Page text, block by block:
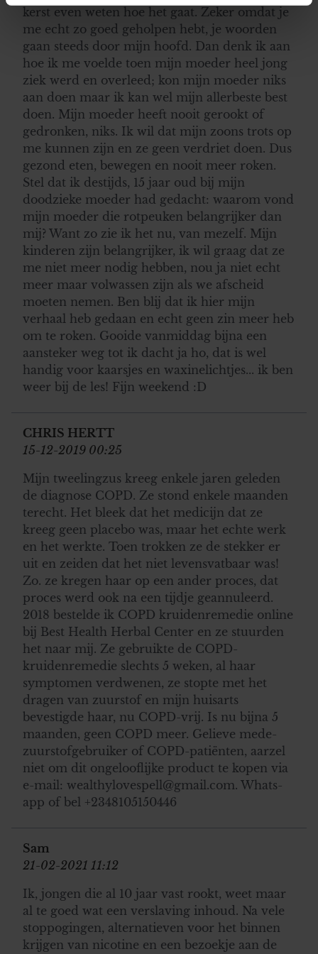
intrekken in de Cookieverklaring.
We gebruiken cookies om content en advertenties te
personaliseren, om functies voor social media te bieden
en om ons websiteverkeer te analyseren. Ook delen we
informatie over uw gebruik van onze site met onze
partners voor social media, adverteren en analyse. Deze
partners kunnen deze gegevens combineren met andere
informatie die u aan ze heeft verstrekt of die ze hebben
verzameld op basis van uw gebruik van hun services. U
gaat akkoord met onze cookies als u onze website blijft
gebruiken.
kerst even weten hoe het gaat. Zeker omdat je
me echt zo goed geholpen hebt, je woorden
gaan steeds door mijn hoofd. Dan denk ik aan
hoe ik me voelde toen mijn moeder heel jong
ziek werd en overleed; kon mijn moeder niks
aan doen maar ik kan wel mijn allerbeste best
doen. Mijn moeder heeft nooit gerookt of
gedronken, niks. Ik wil dat mijn zoons trots op
me kunnen zijn en ze geen verdriet doen. Dus
gezond eten, bewegen en nooit meer roken.
Stel dat ik destijds, 15 jaar oud bij mijn
doodzieke moeder had gedacht: waarom vond
mijn moeder die rotpeuken belangrijker dan
mij? Want zo zie ik het nu, van mezelf. Mijn
kinderen zijn belangrijker, ik wil graag dat ze
me niet meer nodig hebben, nou ja niet echt
meer maar volwassen zijn als we afscheid
moeten nemen. Ben blij dat ik hier mijn
verhaal heb gedaan en echt geen zin meer heb
om te roken. Gooide vanmiddag bijna een
aansteker weg tot ik dacht ja ho, dat is wel
handig voor kaarsjes en waxinelichtjes... ik ben
weer bij de les! Fijn weekend :D
CHRIS HERTT
15-12-2019 00:25
Mijn tweelingzus kreeg enkele jaren geleden
de diagnose COPD. Ze stond enkele maanden
terecht. Het bleek dat het medicijn dat ze
kreeg geen placebo was, maar het echte werk
en het werkte. Toen trokken ze de stekker er
uit en zeiden dat het niet levensvatbaar was!
Zo. ze kregen haar op een ander proces, dat
proces werd ook na een tijdje geannuleerd.
2018 bestelde ik COPD kruidenremedie online
bij Best Health Herbal Center en ze stuurden
het naar mij. Ze gebruikte de COPD-
kruidenremedie slechts 5 weken, al haar
symptomen verdwenen, ze stopte met het
dragen van zuurstof en mijn huisarts
bevestigde haar, nu COPD-vrij. Is nu bijna 5
maanden, geen COPD meer. Gelieve mede-
zuurstofgebruiker of COPD-patiënten, aarzel
niet om dit ongelooflijke product te kopen via
e-mail: wealthylovespell@gmail.com. Whats-
app of bel +2348105150446
Sam
21-02-2021 11:12
Ik, jongen die al 10 jaar vast rookt, weet maar
al te goed wat een verslaving inhoud. Na vele
stoppogingen, alternatieven voor het binnen
krijgen van nicotine en een bezoekje aan de